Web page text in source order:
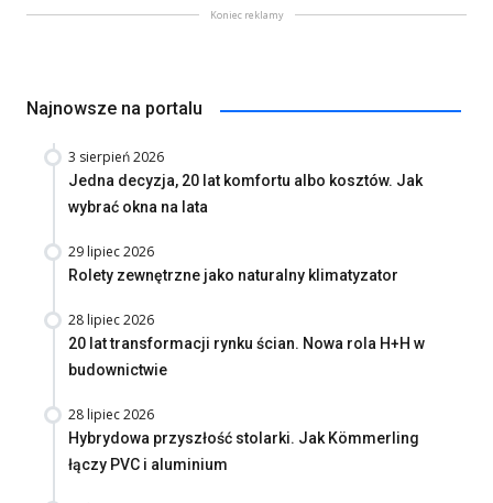
Koniec reklamy
Najnowsze na portalu
3 sierpień 2026
Jedna decyzja, 20 lat komfortu albo kosztów. Jak
wybrać okna na lata
29 lipiec 2026
Rolety zewnętrzne jako naturalny klimatyzator
28 lipiec 2026
20 lat transformacji rynku ścian. Nowa rola H+H w
budownictwie
28 lipiec 2026
Hybrydowa przyszłość stolarki. Jak Kömmerling
łączy PVC i aluminium